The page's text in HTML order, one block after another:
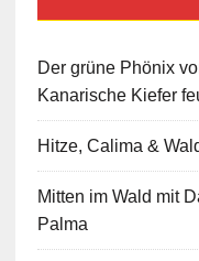
Der grüne Phönix
Kanarische Kiefer
Hitze, Calima &
Mitten im Wald mit
Palma